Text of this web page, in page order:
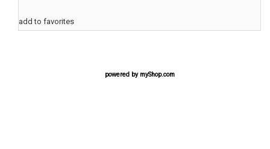
add to favorites
powered by myShop.com